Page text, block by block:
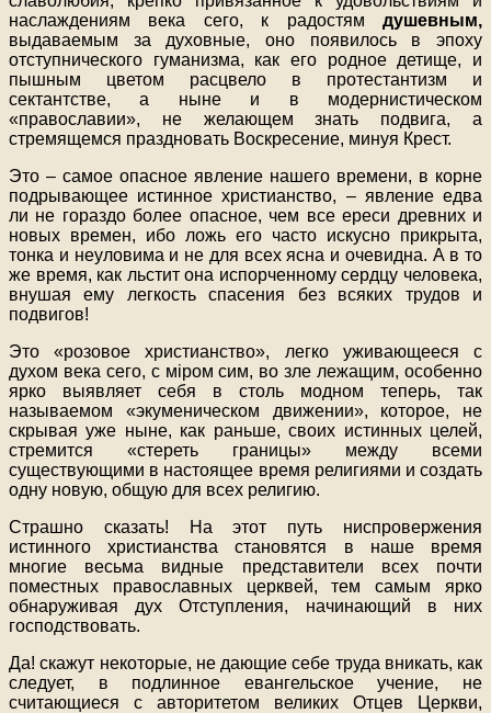
наслаждениям века сего, к радостям душевным,
выдаваемым за духовные, оно появилось в эпоху
отступнического гуманизма, как его родное детище, и
пышным цветом расцвело в протестантизм и
сектантстве, а ныне и в модернистическом
«православии», не желающем знать подвига, а
стремящемся праздновать Воскресение, минуя Крест.
Это – самое опасное явление нашего времени, в корне
подрывающее истинное христианство, – явление едва
ли не гораздо более опасное, чем все ереси древних и
новых времен, ибо ложь его часто искусно прикрыта,
тонка и неуловима и не для всех ясна и очевидна. А в то
же время, как льстит она испорченному сердцу человека,
внушая ему легкость спасения без всяких трудов и
подвигов!
Это «розовое христианство», легко уживающееся с
духом века сего, с мiром сим, во зле лежащим, особенно
ярко выявляет себя в столь модном теперь, так
называемом «экуменическом движении», которое, не
скрывая уже ныне, как раньше, своих истинных целей,
стремится «стереть границы» между всеми
существующими в настоящее время религиями и создать
одну новую, общую для всех религию.
Страшно сказать! На этот путь ниспровержения
истинного христианства становятся в наше время
многие весьма видные представители всех почти
поместных православных церквей, тем самым ярко
обнаруживая дух Отступления, начинающий в них
господствовать.
Да! скажут некоторые, не дающие себе труда вникать, как
следует, в подлинное евангельское учение, не
считающиеся с авторитетом великих Отцев Церкви,